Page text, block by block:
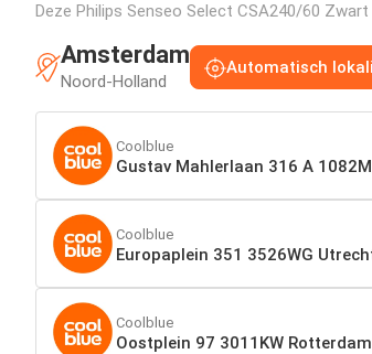
Deze Philips Senseo Select CSA240/60
Amsterdam
Noord-Holland
Automatisch
Coolblue
Gustav Mahlerlaan 316 A
Coolblue
Europaplein 351 3526WG
Coolblue
Oostplein 97 3011KW Rotterdam